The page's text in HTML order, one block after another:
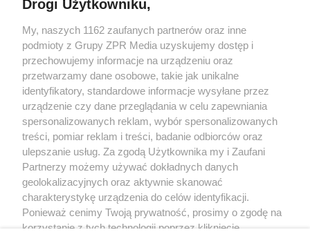
Żaden utwór zamieszczony w serwisie nie może być powielany i
rozpowszechniany lub dalej rozpowszechniany w jakikolwiek sposób (w
tym także elektroniczny lub mechaniczny) na jakimkolwiek polu
eksploatacji w jakiejkolwiek formie, włącznie z umieszczaniem w Internecie
bez pisemnej zgody właściciela praw. Jakiekolwiek użycie lub
wykorzystanie utworów w całości lub w części z naruszeniem prawa, tzn.
bez właściwej zgody, jest zabronione pod groźbą kary i może być ścigane
prawnie.
O nas
Drogi Użytkowniku,
My, naszych 1162 zaufanych partnerów oraz inne
podmioty z Grupy ZPR Media uzyskujemy dostęp i
przechowujemy informacje na urządzeniu oraz
przetwarzamy dane osobowe, takie jak unikalne
identyfikatory, standardowe informacje wysyłane przez
urządzenie czy dane przeglądania w celu zapewniania
spersonalizowanych reklam, wybór spersonalizowanych
treści, pomiar reklam i treści, badanie odbiorców oraz
ulepszanie usług. Za zgodą Użytkownika my i Zaufani
Partnerzy możemy używać dokładnych danych
geolokalizacyjnych oraz aktywnie skanować
charakterystykę urządzenia do celów identyfikacji.
Ponieważ cenimy Twoją prywatność, prosimy o zgodę na
korzystanie z tych technologii poprzez kliknięcie